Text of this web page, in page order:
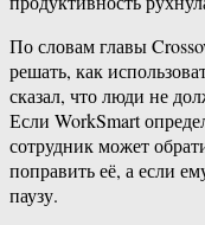
По словам главы
решать, как
сказал, что люди не
Если WorkSmart
сотрудник может
поправить её, а если
паузу.